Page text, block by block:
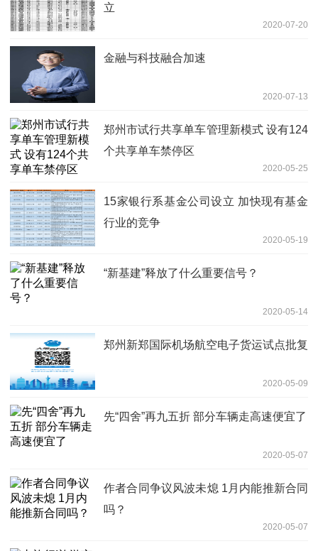
立
2020-07-20
金融与科技融合加速
2020-07-13
郑州市试行共享单车管理新模式 设有124
个共享单车禁停区
2020-05-25
15家银行系基金公司设立 加快现有基金
行业的竞争
2020-05-19
“新基建”释放了什么重要信号？
2020-05-14
郑州新郑国际机场航空电子货运试点批复
2020-05-09
先“四舍”再九五折 部分车辆走高速便宜了
2020-05-07
作者合同争议风波未熄 1月内能推新合同
吗？
2020-05-07